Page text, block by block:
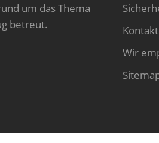
um das Thema
betreut.
Kontakt
Wir